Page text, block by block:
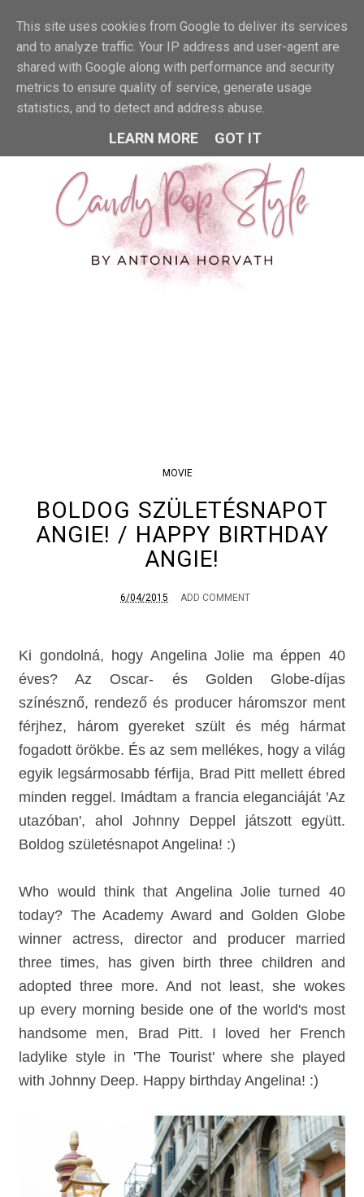
MENU
MOVIE
BOLDOG SZÜLETÉSNAPOT
ANGIE! / HAPPY BIRTHDAY
ANGIE!
6/04/2015 ADD COMMENT
Ki gondolná, hogy Angelina Jolie ma éppen 40
éves? Az Oscar- és Golden Globe-díjas
színésznő, rendező és producer háromszor ment
férjhez, három gyereket szült és még hármat
fogadott örökbe. És az sem mellékes, hogy a világ
egyik legsármosabb férfija, Brad Pitt mellett ébred
minden reggel. Imádtam a francia eleganciáját 'Az
utazóban', ahol Johnny Deppel játszott együtt.
Boldog születésnapot Angelina! :)
Who would think that Angelina Jolie turned 40
today? The Academy Award and Golden Globe
winner actress, director and producer married
three times, has given birth three children and
adopted three more. And not least, she wokes
upevery morning beside one of the world's most
handsome men, Brad Pitt. I loved her French
ladylike style in 'The Tourist' where she played
with Johnny Deep. Happy birthday Angelina! :)
This site uses cookies from Google to deliver its services
and to analyze traffic. Your IP address and user-agent are
shared with Google along with performance and security
metrics to ensure quality of service, generate usage
statistics, and to detect and address abuse.
LEARN MORE GOT IT